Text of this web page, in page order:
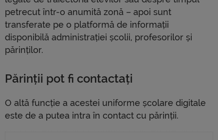
petrecut într-o anumită zonă – apoi sunt
transferate pe o platformă de informații
disponibilă administrației școlii, profesorilor și
părinților.
Părinții pot fi contactați
O altă funcție a acestei uniforme școlare digitale
este de a putea intra în contact cu părinții.